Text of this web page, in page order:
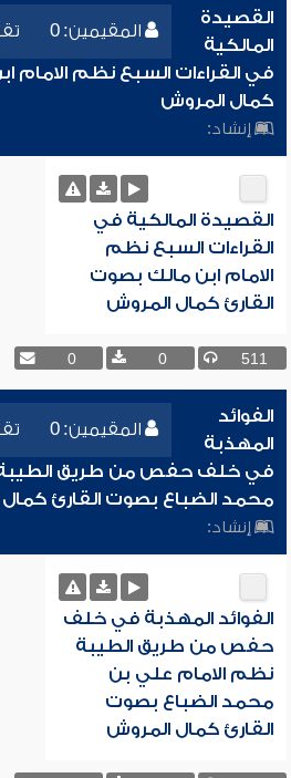
المقيمين: 0
القصيدة
المالكية
في القراءات السبع نظم الامام
كمال المروش
إنشاد:
القصيدة المالكية في
القراءات السبع نظم
الامام ابن مالك بصوت
القارئ كمال المروش
511
0
0
المقيمين: 0
الفوائد
المهذبة
في خلف حفص من طريق الطيبة
محمد الضباع بصوت القارئ
إنشاد:
الفوائد المهذبة في خلف
حفص من طريق الطيبة
نظم الامام علي بن
محمد الضباع بصوت
القارئ كمال المروش